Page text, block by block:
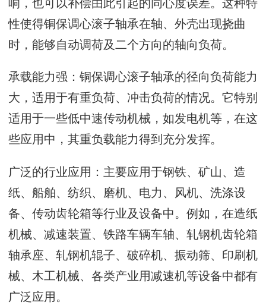
性使得铜保调心滚子轴承在轴、外壳出现挠曲
时，能够自动调荷及二个方向的轴向负荷。
承载能力强：铜保调心滚子轴承的径向负荷能力
大，适用于有重负荷、冲击负荷的情况。它特别
适用于一些低中速传动机械，如发电机等，在这
些应用中，其重负载能力得到充分发挥。
广泛的行业应用：主要应用于钢铁、矿山、造
纸、船舶、纺织、磨机、电力、风机、洗涤设
备、传动齿轮箱等行业及设备中。例如，在造纸
机械、减速装置、铁路车辆车轴、轧钢机齿轮箱
轴承座、轧钢机辊子、破碎机、振动筛、印刷机
械、木工机械、各类产业用减速机等设备中都有
广泛应用。